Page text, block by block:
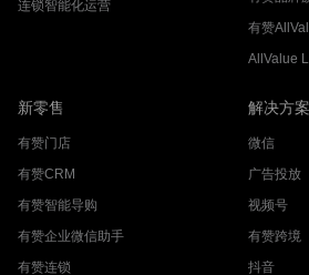
连锁智能化运营
有赞
AllValue
新零售
有赞门店
有赞CRM
有赞智能导购
有赞企业微信助手
有赞连锁
解决方案
微信
广告投放
视频号
有赞跨境
抖音